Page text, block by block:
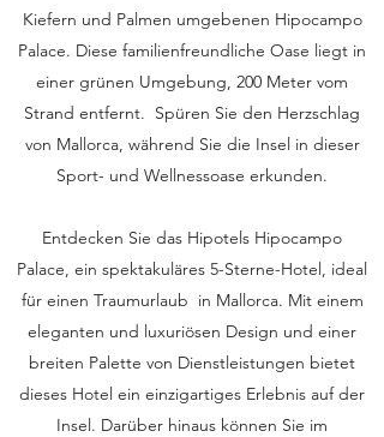
Kiefern und Palmen umgebenen Hipocampo
Palace. Diese familienfreundliche Oase liegt in
einer grünen Umgebung, 200 Meter vom
Strand entfernt. Spüren Sie den Herzschlag
von Mallorca, während Sie die Insel in dieser
Sport- und Wellnessoase erkunden.
Entdecken Sie das Hipotels Hipocampo
Palace, ein spektakuläres 5-Sterne-Hotel, ideal
für einen Traumurlaub in Mallorca. Mit einem
eleganten und luxuriösen Design und einer
breiten Palette von Dienstleistungen bietet
dieses Hotel ein einzigartiges Erlebnis auf der
Insel. Darüber hinaus können Sie im